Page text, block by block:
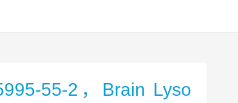
55-2，Brain Lyso